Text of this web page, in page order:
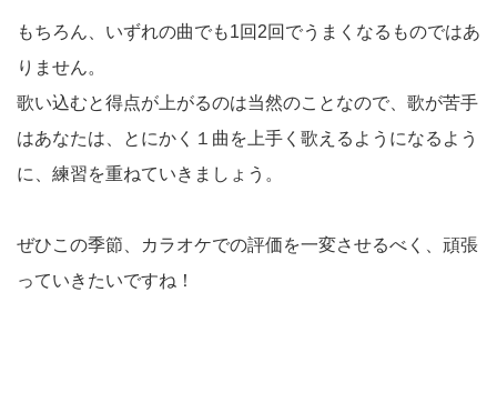
もちろん、いずれの曲でも1回2回でうまくなるものではあ
りません。
歌い込むと得点が上がるのは当然のことなので、歌が苦手
はあなたは、とにかく１曲を上手く歌えるようになるよう
に、練習を重ねていきましょう。
ぜひこの季節、カラオケでの評価を一変させるべく、頑張
っていきたいですね！